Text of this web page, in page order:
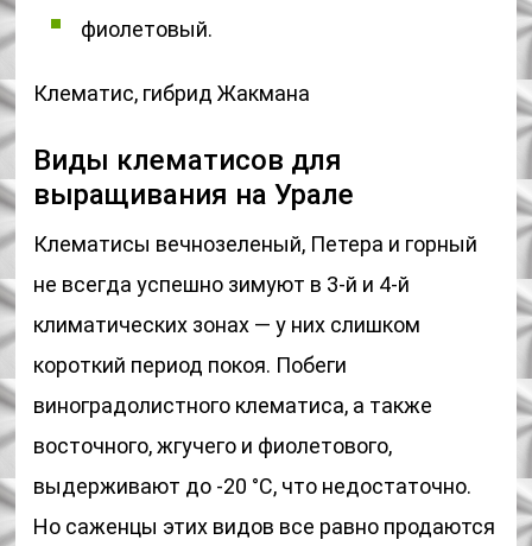
фиолетовый.
Клематис, гибрид Жакмана
Виды клематисов для
выращивания на Урале
Клематисы вечнозеленый, Петера и горный
не всегда успешно зимуют в 3-й и 4-й
климатических зонах — у них слишком
короткий период покоя. Побеги
виноградолистного клематиса, а также
восточного, жгучего и фиолетового,
выдерживают до -20 °С, что недостаточно.
Но саженцы этих видов все равно продаются